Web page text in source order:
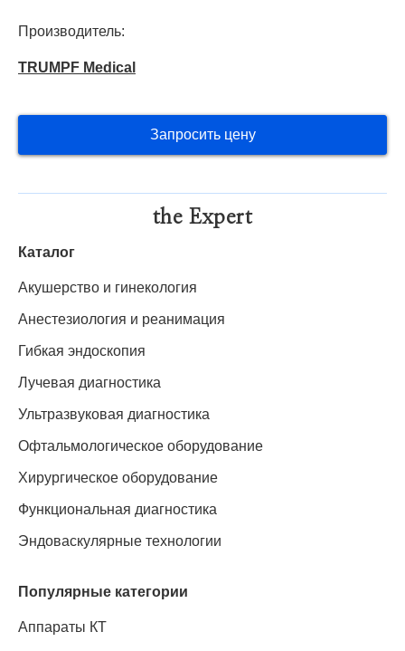
Производитель:
TRUMPF Medical
Запросить цену
the Expert
Каталог
Акушерство и гинекология
Анестезиология и реанимация
Гибкая эндоскопия
Лучевая диагностика
Ультразвуковая диагностика
Офтальмологическое оборудование
Хирургическое оборудование
Функциональная диагностика
Эндоваскулярные технологии
Популярные категории
Аппараты КТ